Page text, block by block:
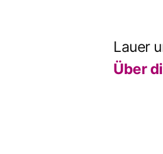
Lauer
Über